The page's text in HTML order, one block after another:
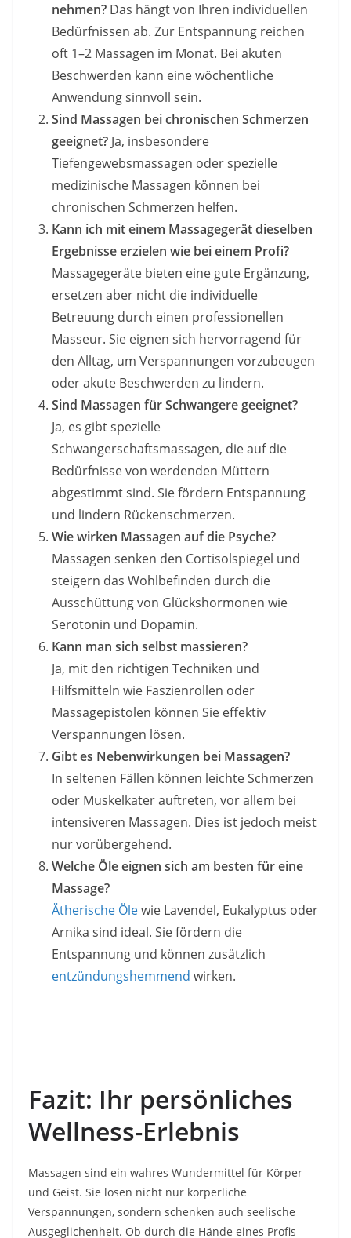
nehmen? Das hängt von Ihren individuellen
Bedürfnissen ab. Zur Entspannung reichen
oft 1–2 Massagen im Monat. Bei akuten
Beschwerden kann eine wöchentliche
Anwendung sinnvoll sein.
Sind Massagen bei chronischen Schmerzen
geeignet? Ja, insbesondere
Tiefengewebsmassagen oder spezielle
medizinische Massagen können bei
chronischen Schmerzen helfen.
Kann ich mit einem Massagegerät dieselben
Ergebnisse erzielen wie bei einem Profi?
Massagegeräte bieten eine gute Ergänzung,
ersetzen aber nicht die individuelle
Betreuung durch einen professionellen
Masseur. Sie eignen sich hervorragend für
den Alltag, um Verspannungen vorzubeugen
oder akute Beschwerden zu lindern.
Sind Massagen für Schwangere geeignet?
Ja, es gibt spezielle
Schwangerschaftsmassagen, die auf die
Bedürfnisse von werdenden Müttern
abgestimmt sind. Sie fördern Entspannung
und lindern Rückenschmerzen.
Wie wirken Massagen auf die Psyche?
Massagen senken den Cortisolspiegel und
steigern das Wohlbefinden durch die
Ausschüttung von Glückshormonen wie
Serotonin und Dopamin.
Kann man sich selbst massieren?
Ja, mit den richtigen Techniken und
Hilfsmitteln wie Faszienrollen oder
Massagepistolen können Sie effektiv
Verspannungen lösen.
Gibt es Nebenwirkungen bei Massagen?
In seltenen Fällen können leichte Schmerzen
oder Muskelkater auftreten, vor allem bei
intensiveren Massagen. Dies ist jedoch meist
nur vorübergehend.
Welche Öle eignen sich am besten für eine
Massage?
Ätherische Ölewie Lavendel, Eukalyptus oder
Arnika sind ideal. Sie fördern die
Entspannung und können zusätzlich
entzündungshemmend wirken.
Fazit: Ihr persönliches
Wellness-Erlebnis
Massagen sind ein wahres Wundermittel für Körper
und Geist. Sie lösen nicht nur körperliche
Verspannungen, sondern schenken auch seelische
Ausgeglichenheit. Ob durch die Hände eines Profis